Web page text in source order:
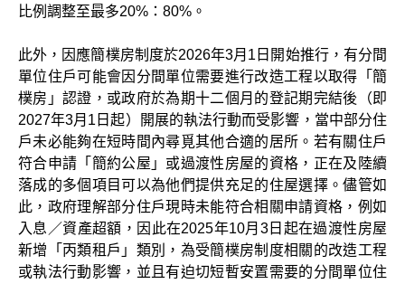
比例調整至最多20%：80%。
此外，因應簡樸房制度於2026年3月1日開始推行，有分間
單位住戶可能會因分間單位需要進行改造工程以取得「簡
樸房」認證，或政府於為期十二個月的登記期完結後（即
2027年3月1日起）開展的執法行動而受影響，當中部分住
戶未必能夠在短時間內尋覓其他合適的居所。若有關住戶
符合申請「簡約公屋」或過渡性房屋的資格，正在及陸續
落成的多個項目可以為他們提供充足的住屋選擇。儘管如
此，政府理解部分住戶現時未能符合相關申請資格，例如
入息／資產超額，因此在2025年10月3日起在過渡性房屋
新增「丙類租戶」類別，為受簡樸房制度相關的改造工程
或執法行動影響，並且有迫切短暫安置需要的分間單位住